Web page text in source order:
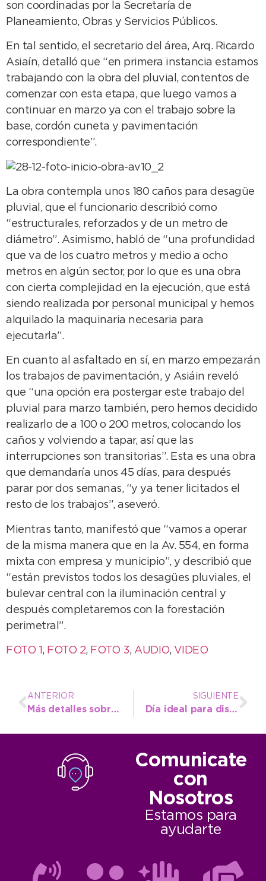
son coordinadas por la Secretaría de
Planeamiento, Obras y Servicios Públicos.
En tal sentido, el secretario del área, Arq. Ricardo
Asiaín, detalló que “en primera instancia estamos
trabajando con la obra del pluvial, contentos de
comenzar con esta etapa, que luego vamos a
continuar en marzo ya con el trabajo sobre la
base, cordón cuneta y pavimentación
correspondiente”.
La obra contempla unos 180 caños para desagüe
pluvial, que el funcionario describió como
“estructurales, reforzados y de un metro de
diámetro”. Asimismo, habló de “una profundidad
que va de los cuatro metros y medio a ocho
metros en algún sector, por lo que es una obra
con cierta complejidad en la ejecución, que está
siendo realizada por personal municipal y hemos
alquilado la maquinaria necesaria para
ejecutarla”.
En cuanto al asfaltado en sí, en marzo empezarán
los trabajos de pavimentación, y Asiáin reveló
que “una opción era postergar este trabajo del
pluvial para marzo también, pero hemos decidido
realizarlo de a 100 o 200 metros, colocando los
caños y volviendo a tapar, así que las
interrupciones son transitorias”. Esta es una obra
que demandaría unos 45 días, para después
parar por dos semanas, “y ya tener licitados el
resto de los trabajos”, aseveró.
Mientras tanto, manifestó que “vamos a operar
de la misma manera que en la Av. 554, en forma
mixta con empresa y municipio”, y describió que
“están previstos todos los desagües pluviales, el
bulevar central con la iluminación central y
después completaremos con la forestación
perimetral”.
FOTO 1 , FOTO 2,FOTO 3, AUDIO, VIDEO
ANTERIOR
Más detalles sobre el nuevo sistema de cámaras de seguridad
SIGUIENTE
Día ideal para disfrutar de la naturaleza necochense
Comunicate
con
Nosotros
Estamos para
ayudarte